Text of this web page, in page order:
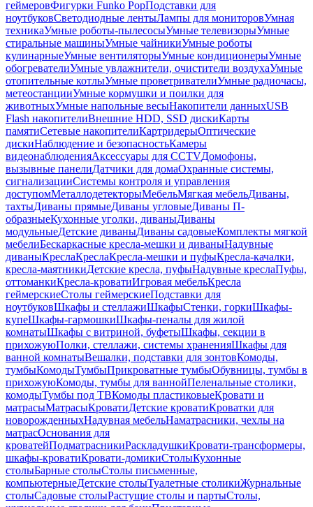
геймеровФигурки Funko PopПодставки для
ноутбуковСветодиодные лентыЛампы для мониторовУмная
техникаУмные роботы-пылесосыУмные телевизорыУмные
стиральные машиныУмные чайникиУмные роботы
кулинарныеУмные вентиляторыУмные кондиционерыУмные
обогревателиУмные увлажнители, очистители воздухаУмные
отопительные котлыУмные проветривателиУмные радиочасы,
метеостанцииУмные кормушки и поилки для
животныхУмные напольные весыНакопители данныхUSB
Flash накопителиВнешние HDD, SSD дискиКарты
памятиСетевые накопителиКартридерыОптические
дискиНаблюдение и безопасностьКамеры
видеонаблюденияАксессуары для CCTVДомофоны,
вызывные панелиДатчики для домаОхранные системы,
сигнализацииСистемы контроля и управления
доступомМеталлодетекторыМебельМягкая мебельДиваны,
тахтыДиваны прямыеДиваны угловыеДиваны П-
образныеКухонные уголки, диваныДиваны
модульныеДетские диваныДиваны садовыеКомплекты мягкой
мебелиБескаркасные кресла-мешки и диваныНадувные
диваныКреслаКреслаКресла-мешки и пуфыКресла-качалки,
кресла-маятникиДетские кресла, пуфыНадувные креслаПуфы,
оттоманкиКресла-кроватиИгровая мебельКресла
геймерскиеСтолы геймерскиеПодставки для
ноутбуковШкафы и стеллажиШкафыСтенки, горкиШкафы-
купеШкафы-гармошкиШкафы-пеналы для жилой
комнатыШкафы с витриной, буфетыШкафы, секции в
прихожуюПолки, стеллажи, системы храненияШкафы для
ванной комнатыВешалки, подставки для зонтовКомоды,
тумбыКомодыТумбыПрикроватные тумбыОбувницы, тумбы в
прихожуюКомоды, тумбы для ваннойПеленальные столики,
комодыТумбы под ТВКомоды пластиковыеКровати и
матрасыМатрасыКроватиДетские кроватиКроватки для
новорожденныхНадувная мебельНаматрасники, чехлы на
матрасОснования для
кроватейПодматрасникиРаскладушкиКровати-трансформеры,
шкафы-кроватиКровати-домикиСтолыКухонные
столыБарные столыСтолы письменные,
компьютерныеДетские столыТуалетные столикиЖурнальные
столыСадовые столыРастущие столы и партыСтолы,